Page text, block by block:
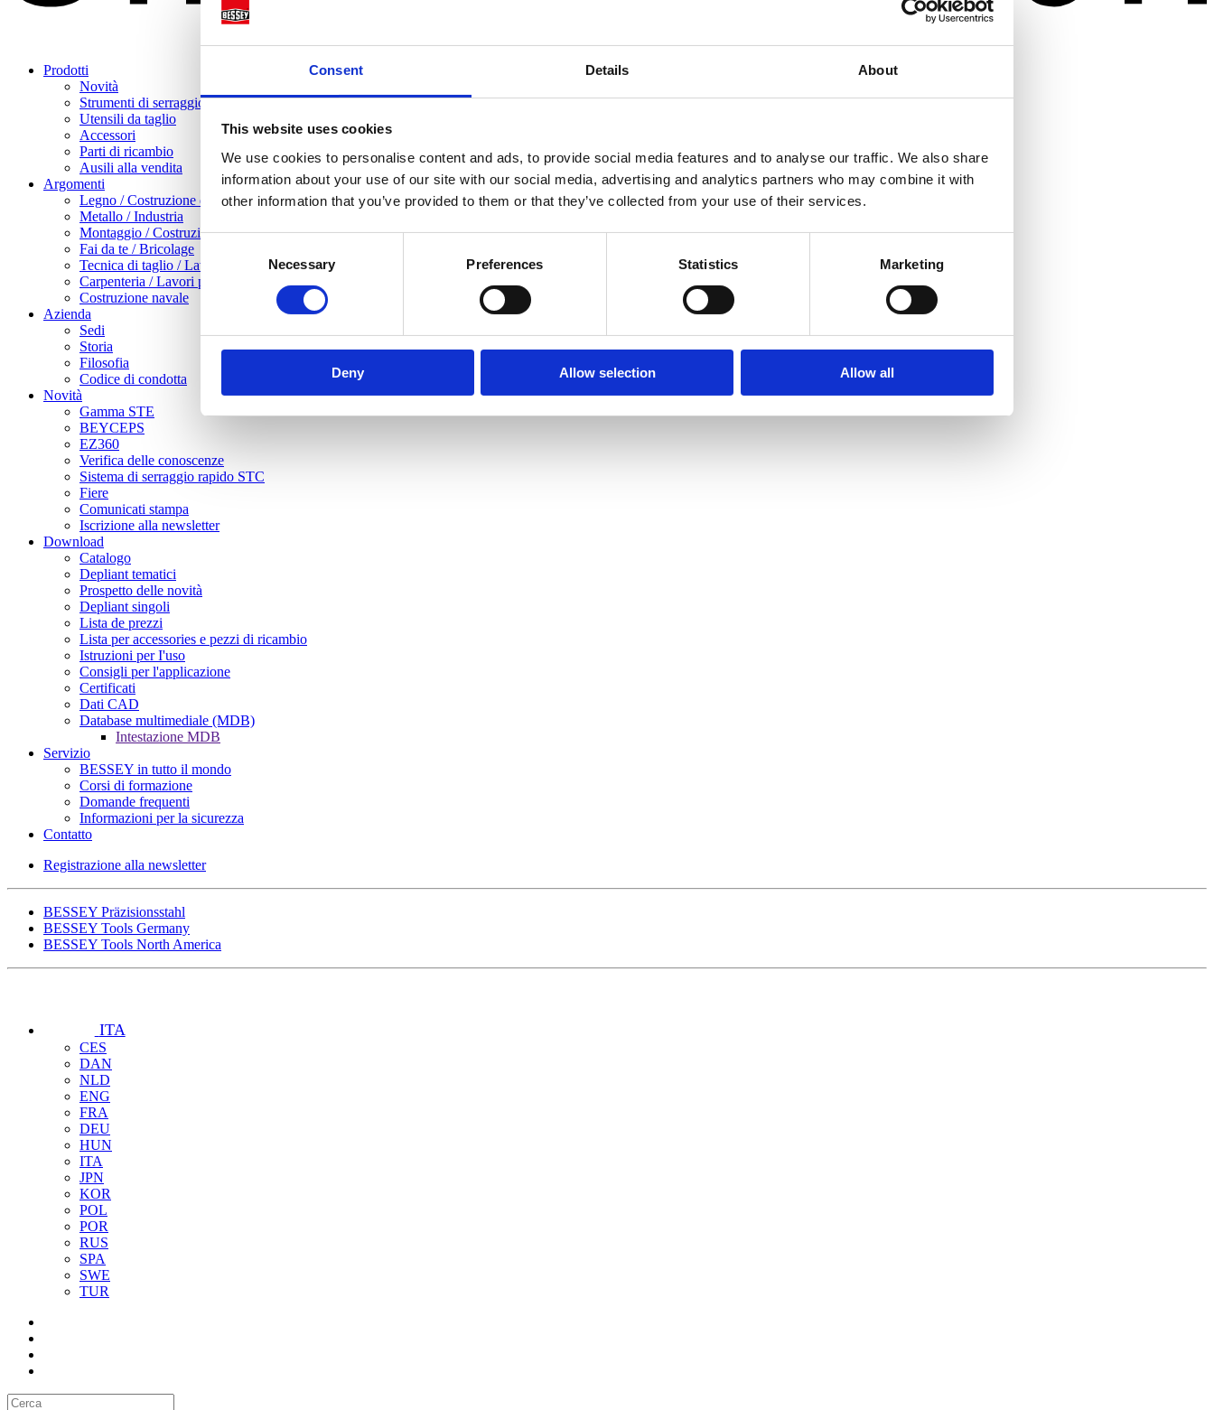
Consent Details About
This website uses cookies
We use cookies to personalise content and ads, to provide social media features and to analyse our traffic. We also share
information about your use of our site with our social media, advertising and analytics partners who may combine it with
other information that you’ve provided to them or that they’ve collected from your use of their services.
Consent
Selection
Necessary Preferences Statistics Marketing
Deny Allow selection Allow all
Prodotti
Novità
Strumenti di serraggio
Utensili da taglio
Accessori
Parti di ricambio
Ausili alla vendita
Argomenti
Legno / Costruzione di mobili
Metallo / Industria
Montaggio / Costruzioni a secco
Fai da te / Bricolage
Tecnica di taglio / Lavorazione della lamiera
Carpenteria / Lavori pesanti in legno
Costruzione navale
Azienda
Sedi
Storia
Filosofia
Codice di condotta
Novità
Gamma STE
BEYCEPS
EZ360
Verifica delle conoscenze
Sistema di serraggio rapido STC
Fiere
Comunicati stampa
Iscrizione alla newsletter
Download
Catalogo
Depliant tematici
Prospetto delle novità
Depliant singoli
Lista de prezzi
Lista per accessories e pezzi di ricambio
Istruzioni per I'uso
Consigli per l'applicazione
Certificati
Dati CAD
Database multimediale (MDB)
Intestazione MDB
Servizio
BESSEY in tutto il mondo
Corsi di formazione
Domande frequenti
Informazioni per la sicurezza
Contatto
Registrazione alla newsletter
BESSEY Präzisionsstahl
BESSEY Tools Germany
BESSEY Tools North America
ITA
CES
DAN
NLD
ENG
FRA
DEU
HUN
ITA
JPN
KOR
POL
POR
RUS
SPA
SWE
TUR